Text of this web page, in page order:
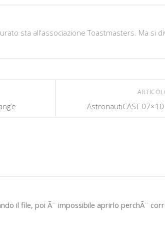
sta all'associazione Toastmasters. Ma si
AstronautiCAST
il file, poi Ã¨ impossibile aprirlo perchÃ¨